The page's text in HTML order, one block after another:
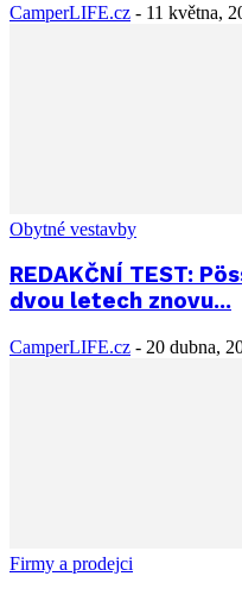
CamperLIFE.cz - 11 května,
Obytné vestavby
REDAKČNÍ TEST:
dvou letech znovu...
CamperLIFE.cz - 20 dubna,
Firmy a prodejci